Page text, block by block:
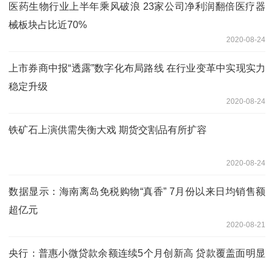
医药生物行业上半年乘风破浪 23家公司净利润翻倍医疗器
械板块占比近70%
2020-08-24
上市券商中报“透露”数字化布局路线 在行业变革中实现实力
稳定升级
2020-08-24
铁矿石上演供需失衡大戏 期货交割品有所扩容
2020-08-24
数据显示：海南离岛免税购物“真香” 7月份以来日均销售额
超亿元
2020-08-21
央行：普惠小微贷款余额连续5个月创新高 贷款覆盖面明显